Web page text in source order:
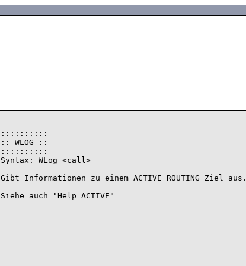
::::::::::
:: WLOG ::
::::::::::
Syntax: WLog <call>
Gibt Informationen zu einem ACTIVE ROUTING Ziel aus.